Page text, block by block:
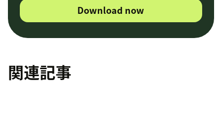
Download now
関連記事